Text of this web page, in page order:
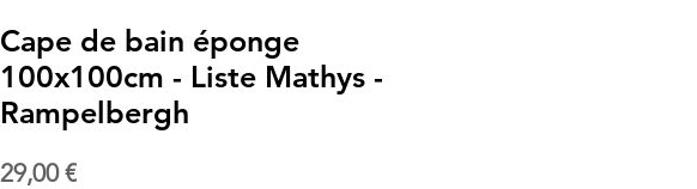
Cape de bain éponge
100x100cm - Liste Mathys -
Rampelbergh
29,00 €Prix